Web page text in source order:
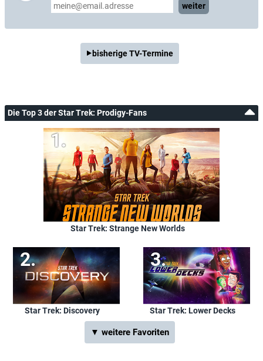
weiter
bisherige TV-Termine
Die Top 3 der Star Trek: Prodigy-Fans
Star Trek: Strange New Worlds
Star Trek: Discovery Star Trek: Lower Decks
▼ weitere Favoriten